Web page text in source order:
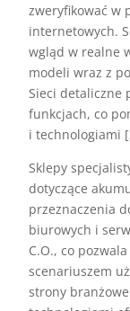
zweryfikować w
internetowych.
wgląd w realne
modeli wraz z
Sieci detaliczne
funkcjach, co
i technologiami
Sklepy
dotyczące
przeznaczenia
biurowych i
C.O., co
scenariuszem
strony